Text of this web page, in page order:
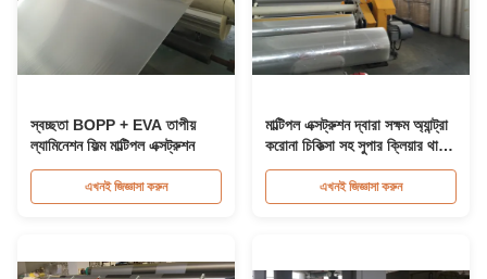
স্বচ্ছতা BOPP + EVA তাপীয়
ল্যামিনেশন ফিল্ম মাল্টিপল এক্সট্রুশন
এখনই জিজ্ঞাসা করুন
মাল্টিপল এক্সট্রুশন দ্বারা সক্ষম অ্যান্ট্রা
করোনা চিকিত্সা সহ সুপার ক্লিয়ার থার্মাল
ল্যামিনেশন ফিল্ম
এখনই জিজ্ঞাসা করুন